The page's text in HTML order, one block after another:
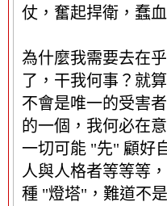
仗，奮起捍衛，蠢
為什麼我需要去在
了，干我何事？就
不會是唯一的受害
的一個，我何必在
一切可能 "先" 顧好
人與人格者等等等
種 "燈塔"，難道不